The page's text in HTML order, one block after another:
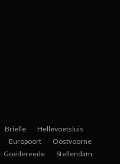
Brielle Hellevoetsluis
Europoort Oostvoorne
Goedereede Stellendam